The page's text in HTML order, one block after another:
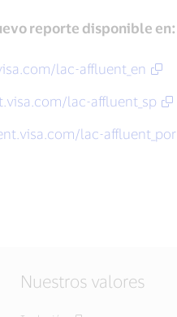
reporte disponible en:
lac-affluent_en
lac-affluent_sp
lac-affluent_por
Nuestros valores